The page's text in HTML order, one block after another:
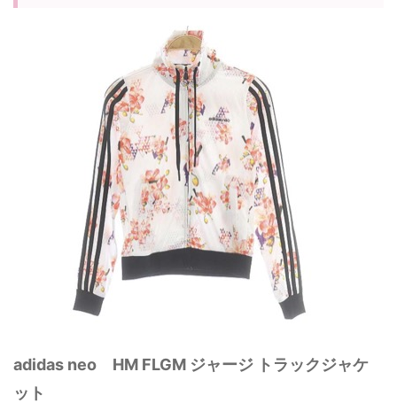
adidas neo HM FLGM ジャージ トラックジャケ
ット